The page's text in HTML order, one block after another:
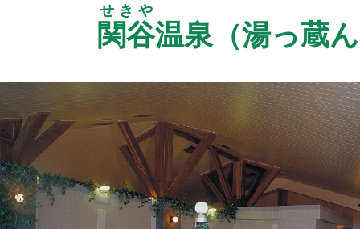
関谷
せきや
温泉（湯っ蔵